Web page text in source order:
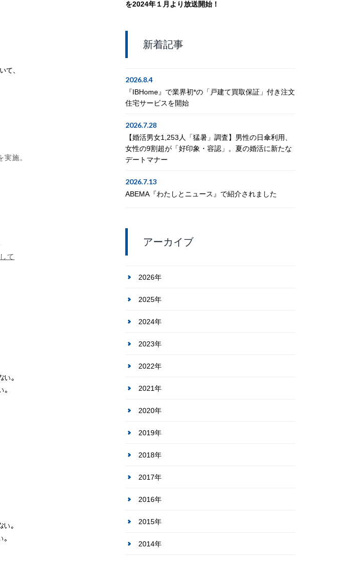
て、
施。
て
を2024年１月より放送開始！
新着記事
2026.8.4
『IBHome』で業界初*の「戸建て買取保証」付き注文
住宅サービスを開始
2026.7.28
【婚活男女1,253人「猛暑」調査】男性の日傘利用、
女性の9割超が「好印象・容認」。夏の婚活に新たな
デートマナー
2026.7.13
ABEMA『わたしとニュース』で紹介されました
アーカイブ
2026年
2025年
2024年
2023年
2022年
2021年
2020年
2019年
2018年
2017年
2016年
2015年
2014年